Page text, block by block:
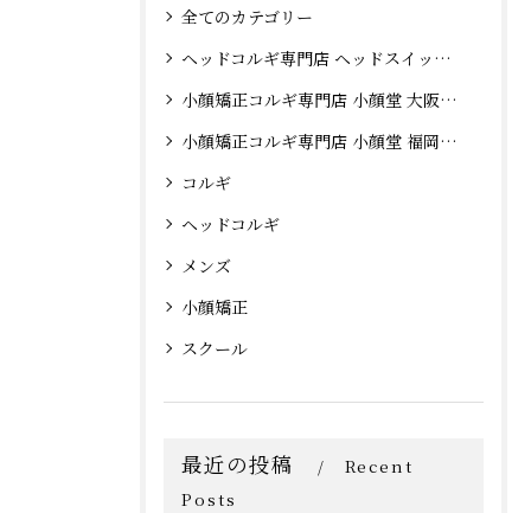
全てのカテゴリー
ヘッドコルギ専門店 ヘッドスイッチ 大阪心斎橋店
小顔矯正コルギ専門店 小顔堂 大阪心斎橋店
小顔矯正コルギ専門店 小顔堂 福岡天神店
コルギ
ヘッドコルギ
メンズ
小顔矯正
スクール
最近の投稿
Recent
Posts